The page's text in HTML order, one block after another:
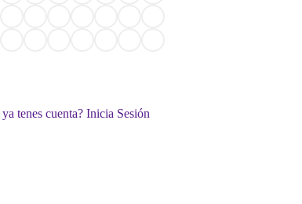
ya tenes cuenta? Inicia Sesión